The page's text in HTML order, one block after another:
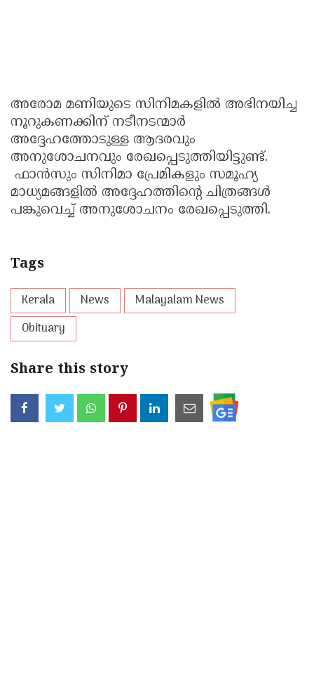
അരോമ മണിയുടെ സിനിമകളില്‍ അഭിനയിച്ച
നൂറുകണക്കിന് നടീനടന്മാര്‍
അദ്ദേഹത്തോടുള്ള ആദരവും
അനുശോചനവും രേഖപ്പെടുത്തിയിട്ടുണ്ട്.
ഫാന്‍സും സിനിമാ പ്രേമികളും സമൂഹ്യ
മാധ്യമങ്ങളില്‍ അദ്ദേഹത്തിന്റെ ചിത്രങ്ങള്‍
പങ്കുവെച്ച് അനുശോചനം രേഖപ്പെടുത്തി.
Tags
Kerala News
Malayalam News
Obituary
Share this story